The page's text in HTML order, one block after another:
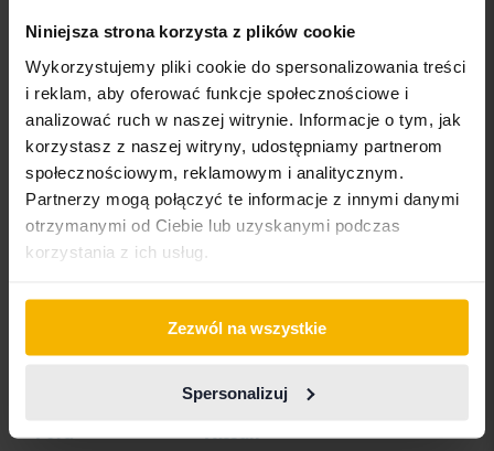
Niniejsza strona korzysta z plików cookie
Wykorzystujemy pliki cookie do spersonalizowania treści
i reklam, aby oferować funkcje społecznościowe i
analizować ruch w naszej witrynie. Informacje o tym, jak
korzystasz z naszej witryny, udostępniamy partnerom
społecznościowym, reklamowym i analitycznym.
Partnerzy mogą połączyć te informacje z innymi danymi
otrzymanymi od Ciebie lub uzyskanymi podczas
korzystania z ich usług.
Zezwól na wszystkie
Spersonalizuj
BMW
BYD
Cadillac
Chevrolet
Chrysler
Citroen
Ferrari
KIA
Land Rover
Lexus
Lynk&Co
Maserati
Mazda
MINI
Mitsubishi
Saab
SEAT
Skoda
Subaru
Suzuki
Volkswagen